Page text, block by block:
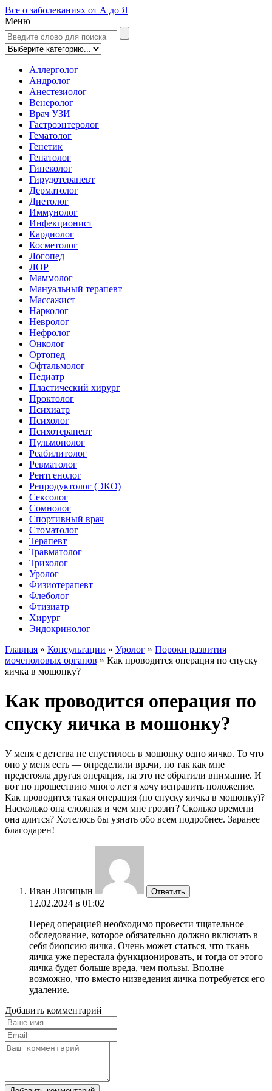
Все о заболеваниях от А до Я
Меню
Аллерголог
Андролог
Анестезиолог
Венеролог
Врач УЗИ
Гастроэнтеролог
Гематолог
Генетик
Гепатолог
Гинеколог
Гирудотерапевт
Дерматолог
Диетолог
Иммунолог
Инфекционист
Кардиолог
Косметолог
Логопед
ЛОР
Маммолог
Мануальный терапевт
Массажист
Нарколог
Невролог
Нефролог
Онколог
Ортопед
Офтальмолог
Педиатр
Пластический хирург
Проктолог
Психиатр
Психолог
Психотерапевт
Пульмонолог
Реабилитолог
Ревматолог
Рентгенолог
Репродуктолог (ЭКО)
Сексолог
Сомнолог
Спортивный врач
Стоматолог
Терапевт
Травматолог
Трихолог
Уролог
Физиотерапевт
Флеболог
Фтизиатр
Хирург
Эндокринолог
Главная » Консультации » Уролог » Пороки развития
мочеполовых органов » Как проводится операция по спуску
яичка в мошонку?
Как проводится операция по
спуску яичка в мошонку?
У меня с детства не спустилось в мошонку одно яичко. То что
оно у меня есть — определили врачи, но так как мне
предстояла другая операция, на это не обратили внимание. И
вот по прошествию много лет я хочу исправить положение.
Как проводится такая операция (по спуску яичка в мошонку)?
Насколько она сложная и чем мне грозит? Сколько времени
она длится? Хотелось бы узнать обо всем подробнее. Заранее
благодарен!
Иван Лисицын Ответить
12.02.2024 в 01:02
Перед операцией необходимо провести тщательное
обследование, которое обязательно должно включать в
себя биопсию яичка. Очень может статься, что ткань
яичка уже перестала функционировать, и тогда от этого
яичка будет больше вреда, чем пользы. Вполне
возможно, что вместо низведения яичка потребуется его
удаление.
Добавить комментарий